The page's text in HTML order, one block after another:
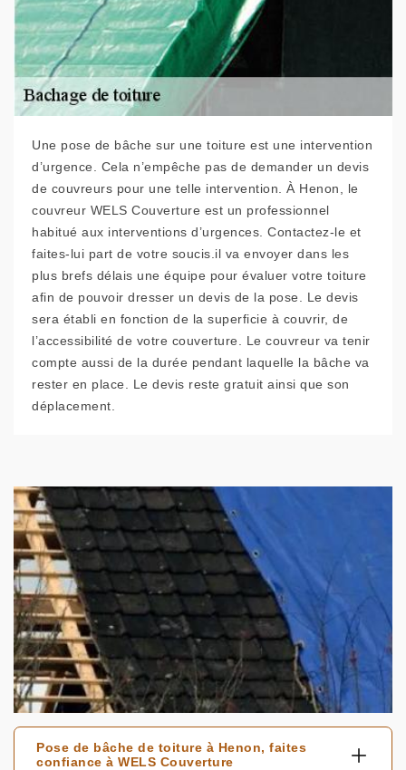
Une pose de bâche sur une toiture est une intervention
d’urgence. Cela n’empêche pas de demander un devis
de couvreurs pour une telle intervention. À Henon, le
couvreur WELS Couverture est un professionnel
habitué aux interventions d’urgences. Contactez-le et
faites-lui part de votre soucis.il va envoyer dans les
plus brefs délais une équipe pour évaluer votre toiture
afin de pouvoir dresser un devis de la pose. Le devis
sera établi en fonction de la superficie à couvrir, de
l’accessibilité de votre couverture. Le couvreur va tenir
compte aussi de la durée pendant laquelle la bâche va
rester en place. Le devis reste gratuit ainsi que son
déplacement.
Pose de bâche de toiture à Henon, faites
confiance à WELS Couverture